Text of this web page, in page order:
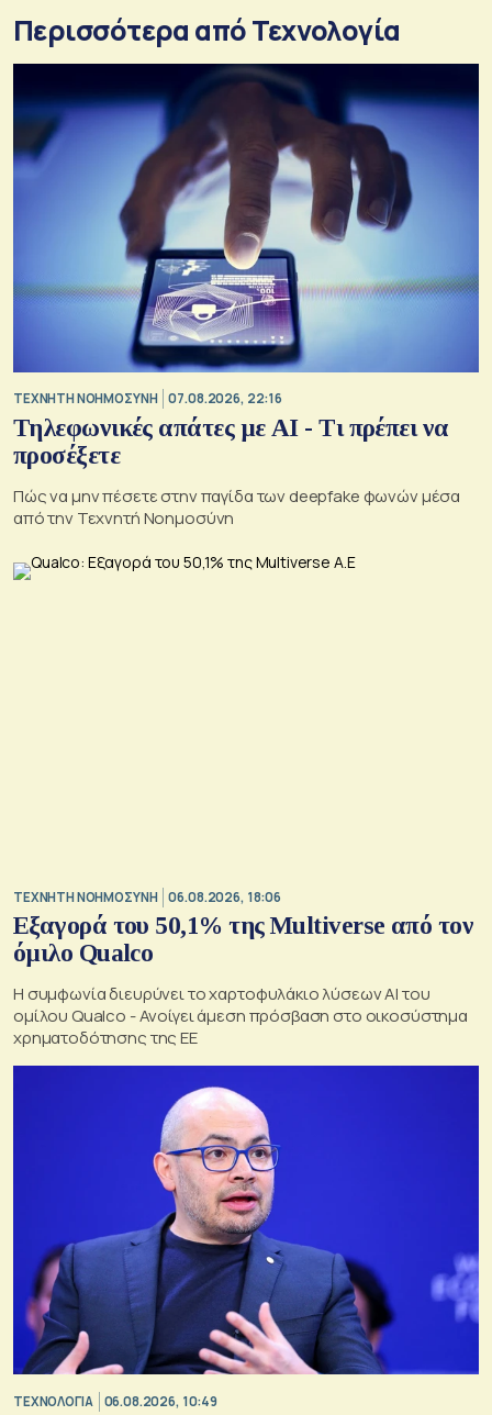
Περισσότερα από Τεχνολογία
TΕΧΝΗΤΗ ΝΟΗΜΟΣΥΝΗ 07.08.2026, 22:16
Τηλεφωνικές απάτες με ΑΙ - Τι πρέπει να
προσέξετε
Πώς να μην πέσετε στην παγίδα των deepfake φωνών μέσα
από την Τεχνητή Νοημοσύνη
TΕΧΝΗΤΗ ΝΟΗΜΟΣΥΝΗ 06.08.2026, 18:06
Εξαγορά του 50,1% της Multiverse από τον
όμιλο Qualco
Η συμφωνία διευρύνει το χαρτοφυλάκιο λύσεων ΑΙ του
ομίλου Qualco - Ανοίγει άμεση πρόσβαση στο οικοσύστημα
χρηματοδότησης της ΕΕ
ΤΕΧΝΟΛΟΓΙΑ 06.08.2026, 10:49